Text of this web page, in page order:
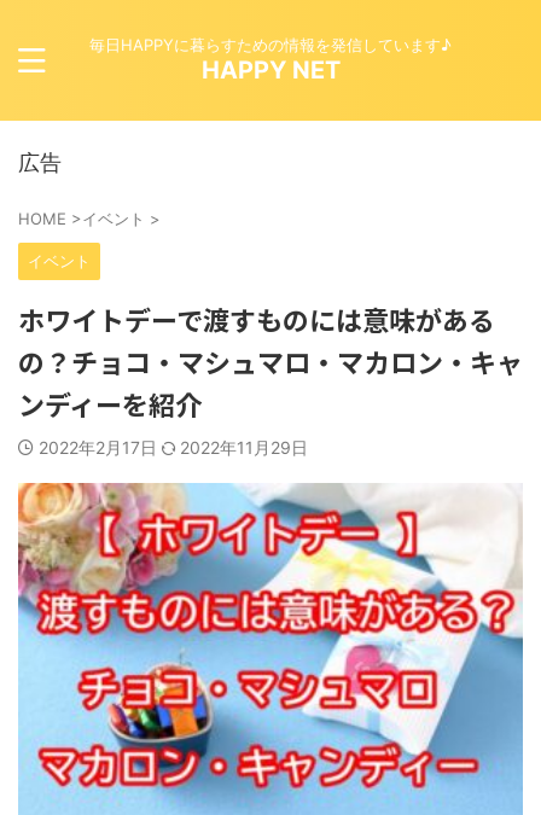
毎日HAPPYに暮らすための情報を発信しています♪
HAPPY NET
広告
HOME >イベント >
イベント
ホワイトデーで渡すものには意味がある
の？チョコ・マシュマロ・マカロン・キャ
ンディーを紹介
2022年2月17日 2022年11月29日